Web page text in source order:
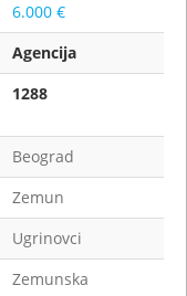
6.000 €
Agencija
1288
Beograd
Zemun
Ugrinovci
Zemunska